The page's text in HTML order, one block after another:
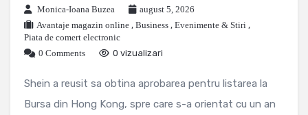
Monica-Ioana Buzea
august 5, 2026
Avantaje magazin online , Business , Evenimente & Stiri ,
Piata de comert electronic
0 Comments
0 vizualizari
Shein a reusit sa obtina aprobarea pentru listarea la
Bursa din Hong Kong, spre care s-a orientat cu un an